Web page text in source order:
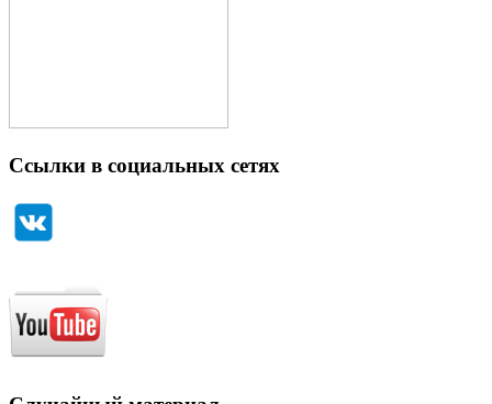
Ссылки в социальных сетях